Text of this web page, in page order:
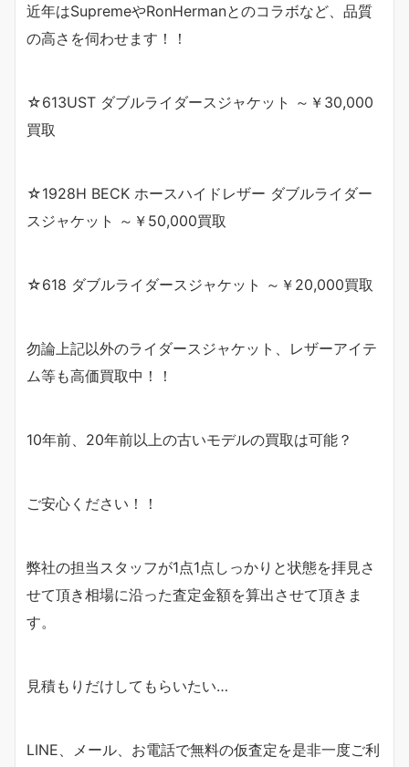
近年はSupremeやRonHermanとのコラボなど、品質
の高さを伺わせます！！
☆613UST ダブルライダースジャケット ～￥30,000
買取
☆1928H BECK ホースハイドレザー ダブルライダー
スジャケット ～￥50,000買取
☆618 ダブルライダースジャケット ～￥20,000買取
勿論上記以外のライダースジャケット、レザーアイテ
ム等も高価買取中！！
10年前、20年前以上の古いモデルの買取は可能？
ご安心ください！！
弊社の担当スタッフが1点1点しっかりと状態を拝見さ
せて頂き相場に沿った査定金額を算出させて頂きま
す。
見積もりだけしてもらいたい…
LINE、メール、お電話で無料の仮査定を是非一度ご利